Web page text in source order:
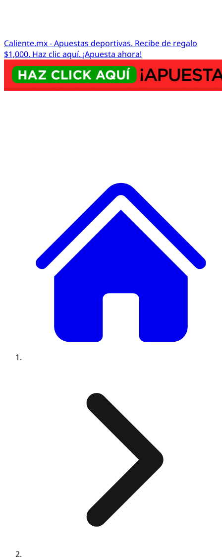
Caliente.mx - Apuestas deportivas. Recibe de regalo
$1,000. Haz clic aquí. ¡Apuesta ahora!